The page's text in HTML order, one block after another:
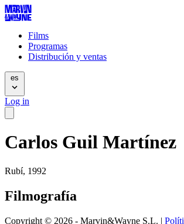
Films
Programas
Distribución y ventas
es
Log in
Carlos Guil Martínez
Rubí, 1992
Filmografía
Copyright © 2026 - Marvin&Wayne S.L. |